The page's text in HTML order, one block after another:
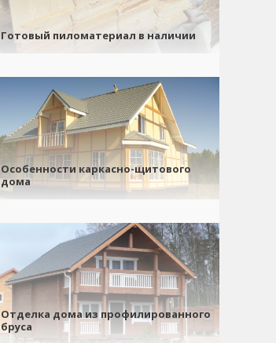
Готовый пиломатериал в наличии
Особенности каркасно-щитового
дома
Отделка дома из профилированного
бруса